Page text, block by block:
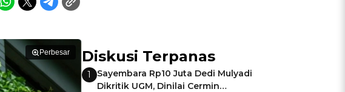
Perbesar Diskusi Terpanas
1
Sayembara Rp10 Juta Dedi Mulyadi
Dikritik UGM, Dinilai Cermin